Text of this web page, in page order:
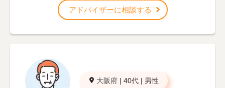
アドバイザーに相談する
大阪府 | 40代 | 男性